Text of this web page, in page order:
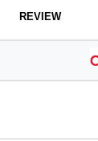
REVIEW